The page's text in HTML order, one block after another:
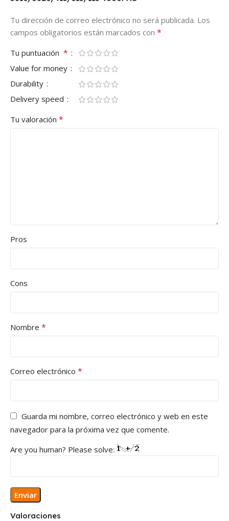
Valoraciones
Tu dirección de correo electrónico no será publicada. Los
campos obligatorios están marcados con *
Tu puntuación *
Value for money
Durability
Delivery speed
Tu valoración *
Pros
Cons
Nombre *
Correo electrónico *
Guarda mi nombre, correo electrónico y web en este
navegador para la próxima vez que comente.
Are you human? Please solve: